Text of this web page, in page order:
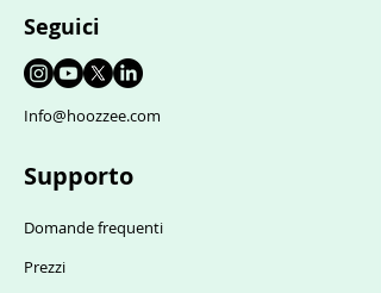
Seguici
Info@hoozzee.com
Supporto
Domande frequenti
Prezzi